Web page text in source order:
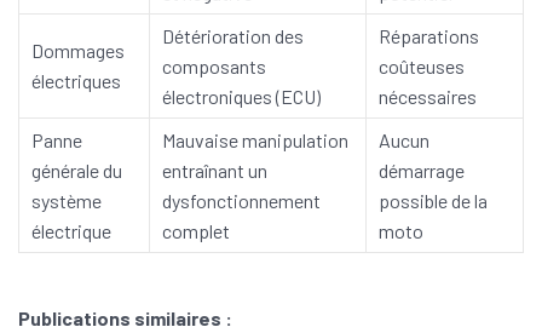
Dommages
électriques
Détérioration des
composants
électroniques (ECU)
Réparations
coûteuses
nécessaires
Panne
générale du
système
électrique
Mauvaise manipulation
entraînant un
dysfonctionnement
complet
Aucun
démarrage
possible de la
moto
Publications similaires :